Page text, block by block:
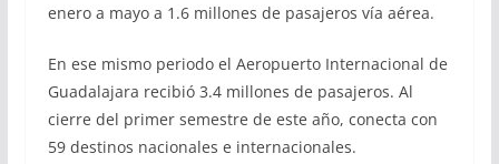
enero a mayo a 1.6 millones de pasajeros vía aérea.
En ese mismo periodo el Aeropuerto Internacional de
Guadalajara recibió 3.4 millones de pasajeros. Al
cierre del primer semestre de este año, conecta con
59 destinos nacionales e internacionales.